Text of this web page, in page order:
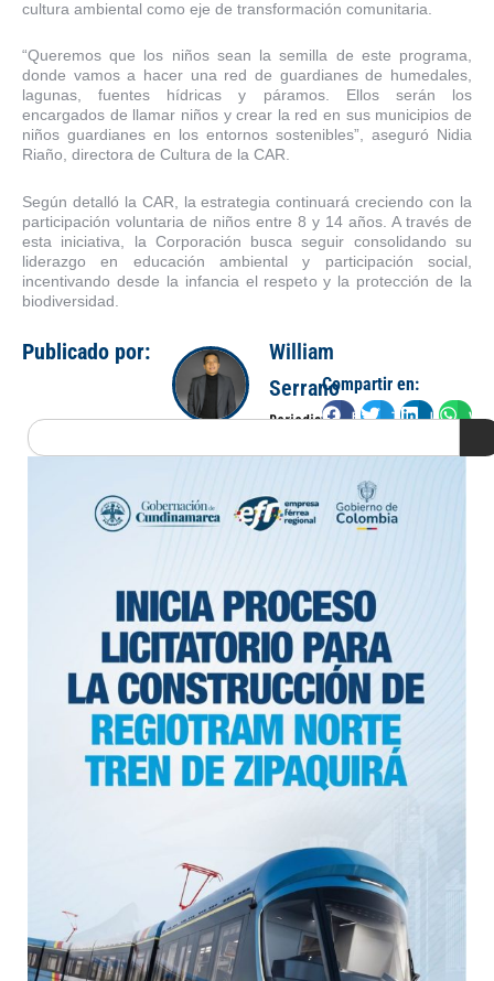
cultura ambiental como eje de transformación comunitaria.
“Queremos que los niños sean la semilla de este programa,
donde vamos a hacer una red de guardianes de humedales,
lagunas, fuentes hídricas y páramos. Ellos serán los
encargados de llamar niños y crear la red en sus municipios de
niños guardianes en los entornos sostenibles”, aseguró Nidia
Riaño, directora de Cultura de la CAR.
Según detalló la CAR, la estrategia continuará creciendo con la
participación voluntaria de niños entre 8 y 14 años. A través de
esta iniciativa, la Corporación busca seguir consolidando su
liderazgo en educación ambiental y participación social,
incentivando desde la infancia el respeto y la protección de la
biodiversidad.
Publicado por:
William
Serrano
Periodista
Compartir en:
FacebookTwitterLinkedIn
Search